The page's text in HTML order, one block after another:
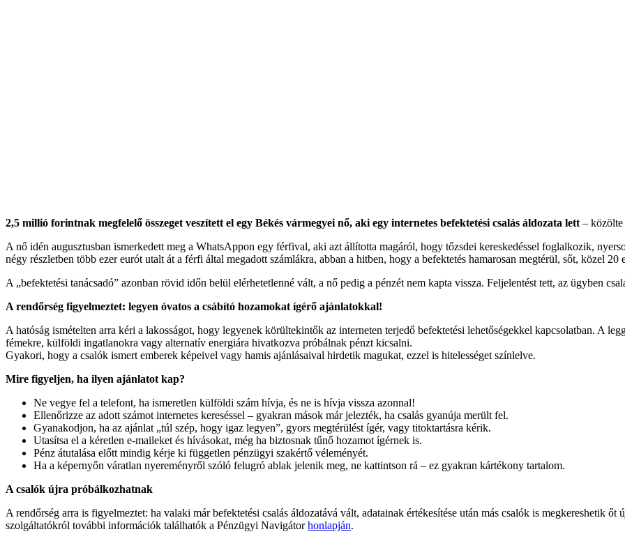
2,5 millió forintnak megfelelő összeget veszített el egy Békés vármegyei nő, aki egy internetes befektetési csalás áldozata lett –
A nő idén augusztusban ismerkedett meg a WhatsAppon egy férfival, aki azt állította magáról, hogy tőzsdei kereskedéssel foglalkozik,
négy részletben több ezer eurót utalt át a férfi által megadott számlákra, abban a hitben, hogy a befektetés hamarosan megtérül, sőt, közel
A „befektetési tanácsadó” azonban rövid időn belül elérhetetlenné vált, a nő pedig a pénzét nem kapta vissza. Feljelentést tett, az ügyben
A rendőrség figyelmeztet: legyen óvatos a csábító hozamokat ígérő ajánlatokkal!
A hatóság ismételten arra kéri a lakosságot, hogy legyenek körültekintők az interneten terjedő befektetési lehetőségekkel kapcsolatban. A
fémekre, külföldi ingatlanokra vagy alternatív energiára hivatkozva próbálnak pénzt kicsalni.
Gyakori, hogy a csalók ismert emberek képeivel vagy hamis ajánlásaival hirdetik magukat, ezzel is hitelességet színlelve.
Mire figyeljen, ha ilyen ajánlatot kap?
Ne vegye fel a telefont, ha ismeretlen külföldi szám hívja, és ne is hívja vissza azonnal!
Ellenőrizze az adott számot internetes kereséssel – gyakran mások már jelezték, ha csalás gyanúja merült fel.
Gyanakodjon, ha az ajánlat „túl szép, hogy igaz legyen”, gyors megtérülést ígér, vagy titoktartásra kérik.
Utasítsa el a kéretlen e-maileket és hívásokat, még ha biztosnak tűnő hozamot ígérnek is.
Pénz átutalása előtt mindig kérje ki független pénzügyi szakértő véleményét.
Ha a képernyőn váratlan nyereményről szóló felugró ablak jelenik meg, ne kattintson rá – ez gyakran kártékony tartalom.
A csalók újra próbálkozhatnak
A rendőrség arra is figyelmeztet: ha valaki már befektetési csalás áldozatává vált, adatainak értékesítése után más csalók is megkereshetik
szolgáltatókról további információk találhatók a Pénzügyi Navigátorhonlapján.